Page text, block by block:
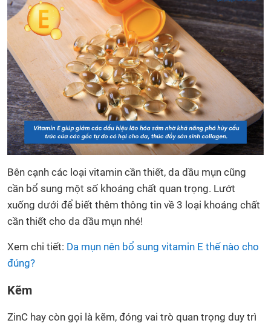
Bên cạnh các loại vitamin cần thiết, da dầu mụn cũng
cần bổ sung một số khoáng chất quan trọng. Lướt
xuống dưới để biết thêm thông tin về 3 loại khoáng chất
cần thiết cho da dầu mụn nhé!
Xem chi tiết: Da mụn nên bổ sung vitamin E thế nào cho
đúng?
Kẽm
ZinC hay còn gọi là kẽm, đóng vai trò quan trọng duy trì